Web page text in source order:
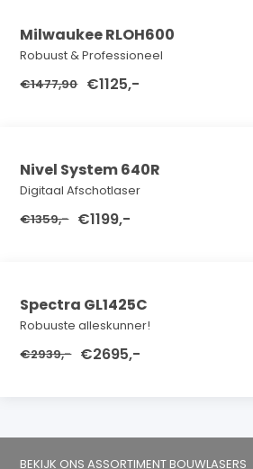
Milwaukee RLOH600
Robuust & Professioneel
€1477,90 €1125,-
Nivel System 640R
Digitaal Afschotlaser
€1359,- €1199,-
Spectra GL1425C
Robuuste alleskunner!
€2939,- €2695,-
BEKIJK ONS ASSORTIMENT BOUWLASERS